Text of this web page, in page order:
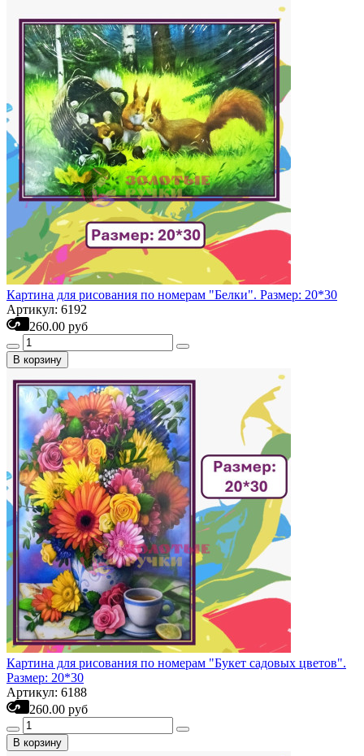
Картина для рисования по номерам "Белки". Размер: 20*30
Артикул: 6192
260.00 руб
В корзину
Картина для рисования по номерам "Букет садовых цветов".
Размер: 20*30
Артикул: 6188
260.00 руб
В корзину